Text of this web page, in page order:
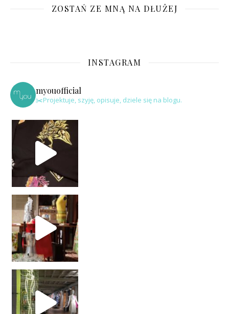
ZOSTAŃ ZE MNĄ NA DŁUŻEJ
INSTAGRAM
myouofficial
✂️Projektuje, szyję, opisuje, dziele się na blogu.